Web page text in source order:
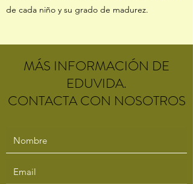
de cada niño y su grado de madurez.
MÁS INFORMACIÓN DE
EDUVIDA.
CONTACTA CON NOSOTROS